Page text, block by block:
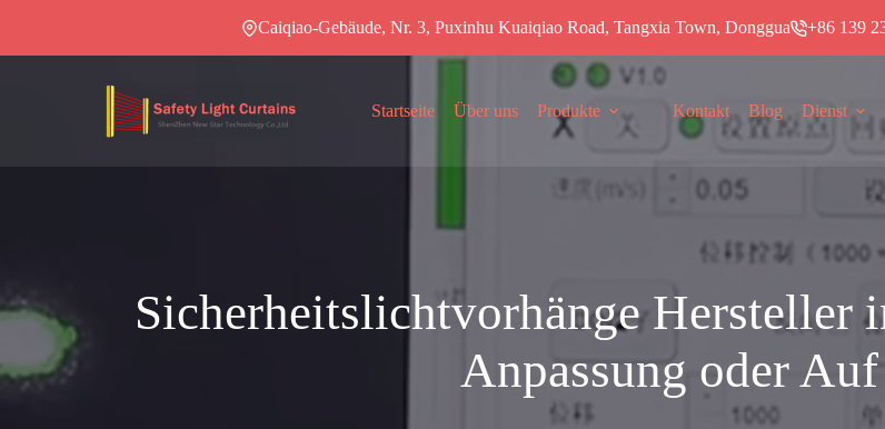
Caiqiao-Gebäude, Nr. 3, Puxinhu Kuaiqiao Road, Tangxia Town, Donggua +86 139
Startseite Über uns Produkte Kontakt Blog Dienst
Sicherheitslichtvorhänge Hersteller
Anpassung oder